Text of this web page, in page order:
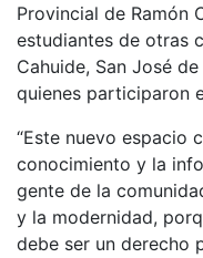
Provincial de Ramón
estudiantes de otras
Cahuide, San José
quienes participaron
“Este nuevo espacio
conocimiento y la
gente de la
y la modernidad,
debe ser un derecho